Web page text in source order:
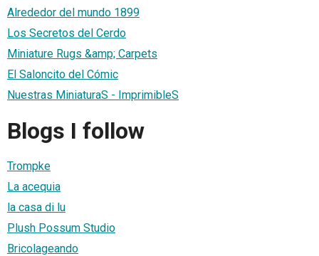
Alrededor del mundo 1899
Los Secretos del Cerdo
Miniature Rugs &amp; Carpets
El Saloncito del Cómic
Nuestras MiniaturaS - ImprimibleS
Blogs I follow
Trompke
La acequia
la casa di lu
Plush Possum Studio
Bricolageando